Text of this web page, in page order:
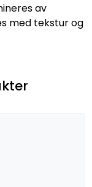
av
med tekstur og